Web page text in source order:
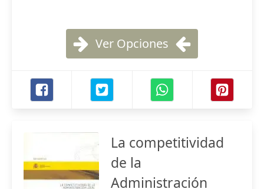
Ver Opciones
La competitividad
de la
Administración